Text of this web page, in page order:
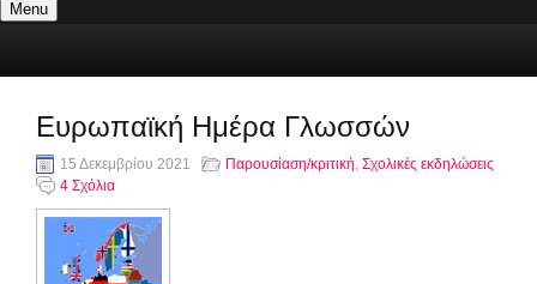
Menu
Ευρωπαϊκή Ημέρα Γλωσσών
15 Δεκεμβρίου 2021 Παρουσίαση/κριτική, Σχολικές εκδηλώσεις
4 Σχόλια